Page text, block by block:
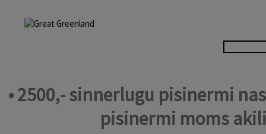
• 2500,- sinnerlugu pisinermi
pisinermi moms